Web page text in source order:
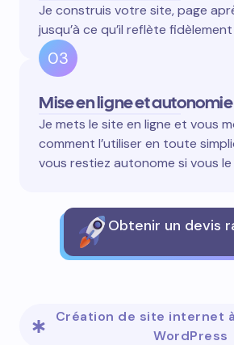
Je construis votre site, page
jusqu’à ce qu’il reflète
03
Mise en ligne et autonomie
Je mets le site en ligne et vous
comment l’utiliser en toute
vous restiez autonome si vous
Obtenir un devis
Création de site internet
WordPress